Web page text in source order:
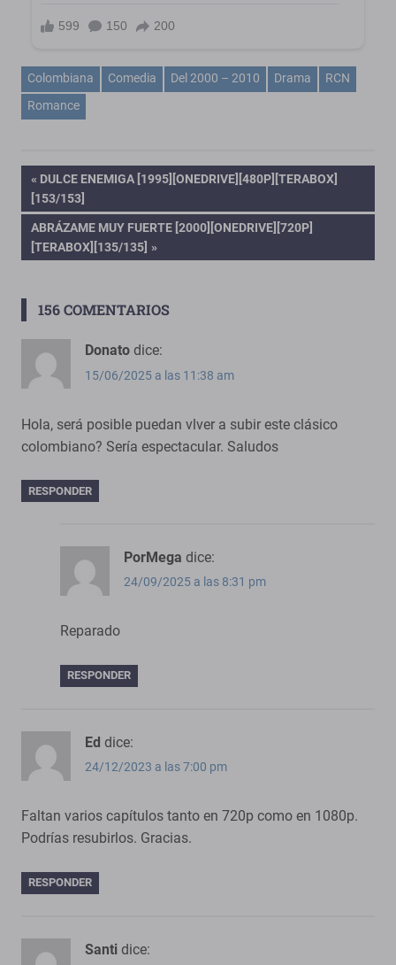
Colombiana Comedia Del 2000 – 2010 Drama
RCN
Romance
Navegación
de
entradas
ENTRADA
ANTERIOR:
DULCE ENEMIGA [1995][ONEDRIVE][480P][TERABOX]
[153/153]
ENTRADA
SIGUIENTE:
ABRÁZAME MUY FUERTE [2000][ONEDRIVE][720P]
[TERABOX][135/135]
156 COMENTARIOS
Donato dice:
15/06/2025 a las 11:38 am
Hola, será posible puedan vlver a subir este clásico
colombiano? Sería espectacular. Saludos
RESPONDER
PorMega dice:
24/09/2025 a las 8:31 pm
Reparado
RESPONDER
Ed dice:
24/12/2023 a las 7:00 pm
Faltan varios capítulos tanto en 720p como en 1080p.
Podrías resubirlos. Gracias.
RESPONDER
Santi dice: